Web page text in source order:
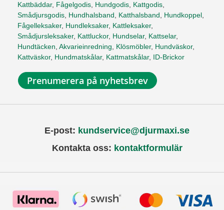
Kattbäddar, Fågelgodis, Hundgodis, Kattgodis,
Smådjursgodis, Hundhalsband, Katthalsband, Hundkoppel,
Fågelleksaker, Hundleksaker, Kattleksaker,
Smådjursleksaker, Kattluckor, Hundselar, Kattselar,
Hundtäcken, Akvarieinredning, Klösmöbler, Hundväskor,
Kattväskor, Hundmatskålar, Kattmatskålar, ID-Brickor
Prenumerera på nyhetsbrev
E-post: kundservice@djurmaxi.se
Kontakta oss: kontaktformulär